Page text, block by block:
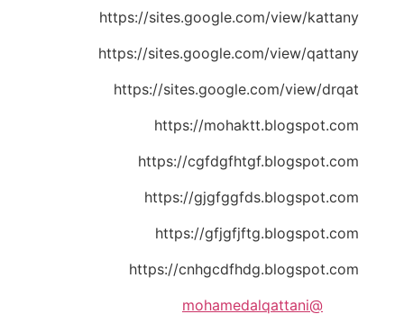
https://sites.google.com/view/kattany
https://sites.google.com/view/qattany
https://sites.google.com/view/drqat
https://mohaktt.blogspot.com
https://cgfdgfhtgf.blogspot.com
https://gjgfggfds.blogspot.com
https://gfjgfjftg.blogspot.com
https://cnhgcdfhdg.blogspot.com
@mohamedalqattani